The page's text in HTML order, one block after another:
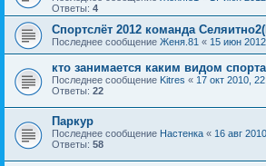
Ответы: 4
Спортслёт 2012 команда
Последнее сообщение Женя.81 « 15 июн
кто занимается каким видом
Последнее сообщение Kitres « 17 окт 2010,
Ответы: 22
Паркур
Последнее сообщение Настенка « 16 авг
Ответы: 58